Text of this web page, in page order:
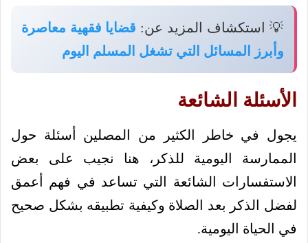
💡 استكشاف المزيد عن: قضايا فقهية معاصرة
وأبرز المسائل التي تشغل المسلم اليوم
الأسئلة الشائعة
يجول في خاطر الكثير من المصلين أسئلة حول
الممارسة اليومية للذكر، هنا نجيب على بعض
الاستفسارات الشائعة التي تساعد في فهم أعمق
لفضل الذكر بعد الصلاة وكيفية تطبيقه بشكل صحيح
في الحياة اليومية.